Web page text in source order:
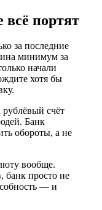
портят
за последние
минимум за
начали
хотя бы
счёт
Банк
обороты, а не
вообще.
банк просто не
— и